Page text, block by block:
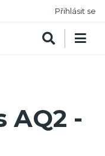
Přihlásit se
AQ2 -